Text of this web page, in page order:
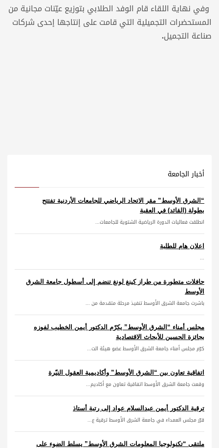
وفي نهاية اللقاء قام الوفد الطلابي بتوزيع عيّنات مجانية من
المستحضرات التجميلية التي قامت على إنتاجها إحدى شركات
صناعة التجميل.
أخبار الجامعة
“الشرق الأوسط” مقر الاتحاد الرياضي للجامعات الأردنية تفتتح
بطولة (القائد) في العقبة
انطلقت فعاليات الدورة الرياضية الشتوية للجامعات...
اعلان هام للطلبة
...
حافلات متطورة من طراز كينغ لونغ تنضم إلى أسطول جامعة الشرق
الأوسط
باشرت جامعة الشرق الأوسط تنفيذ مرحلة متقدمة من ...
مجلس أمناء “الشرق الأوسط” يكرّم الدكتور أيمن الخطيب لفوزه
بجائزة الحسين للأبحاث الاقتصادية
كرّم مجلس أمناء جامعة الشرق الأوسط عضو هيئة الت...
اتفاقية تعاون بين “الشرق الأوسط” وأكاديمية العقول النيّرة
وقعت جامعة الشرق الأوسط اتفاقية تعاون مع أكاديم...
ترقية الدكتور أيمن عبدالسلام عواد إلى رتبة أستاذ
قرّر مجلس العمداء في جامعة الشرق الأوسط ترقية ع...
ملتقى “تكنولوجيا المعلومات الشرق الأوسط” يسلط الضوء على